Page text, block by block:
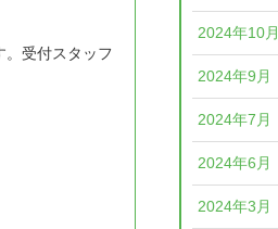
受付スタッフ
2024年10月
2024年9月
2024年7月
2024年6月
2024年3月